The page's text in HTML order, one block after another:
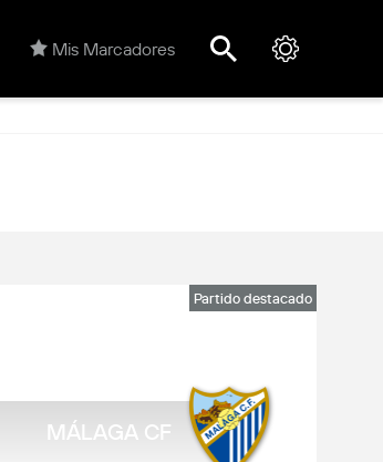
Mis Marcadores
Partido destacado
MÁLAGA CF